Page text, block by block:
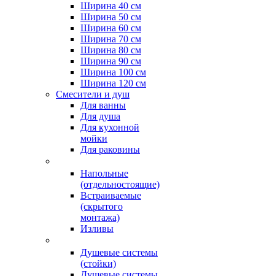
Ширина 40 см
Ширина 50 см
Ширина 60 см
Ширина 70 см
Ширина 80 см
Ширина 90 см
Ширина 100 см
Ширина 120 см
Смесители и душ
Для ванны
Для душа
Для кухонной
мойки
Для раковины
Напольные
(отдельностоящие)
Встраиваемые
(скрытого
монтажа)
Изливы
Душевые системы
(стойки)